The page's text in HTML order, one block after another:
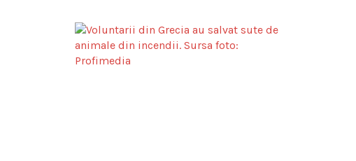
concediat și caută acum animalul